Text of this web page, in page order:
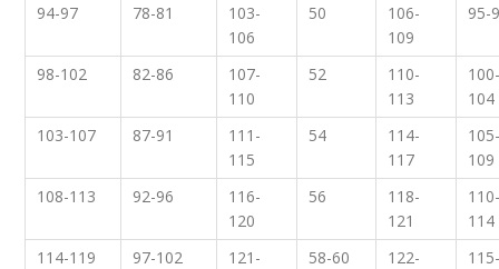
94-97 78-81
103-
106
50
106-
109
95-
98-102 82-86
107-
110
52
110-
113
104
103-107
87-91
111-
115
54
114-
117
109
108-113
92-96
116-
120
56
118-
121
114
114-119
97-102
121-
58-60
122-